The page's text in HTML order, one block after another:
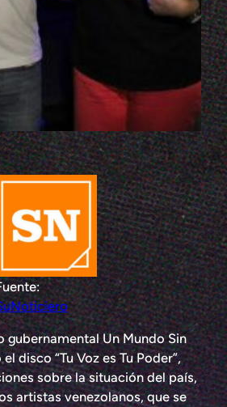
gubernamental Un Mundo Sin
disco “Tu Voz es Tu Poder”,
sobre la situación del país,
artistas venezolanos, que se